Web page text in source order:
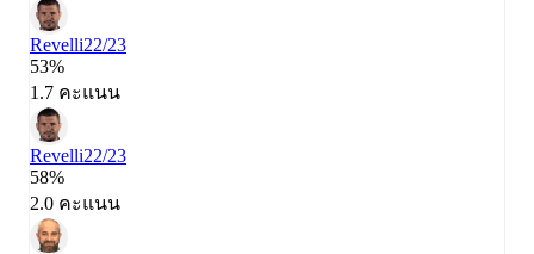
Revelli22/23
53%
1.7 คะแนน
Revelli22/23
58%
2.0 คะแนน